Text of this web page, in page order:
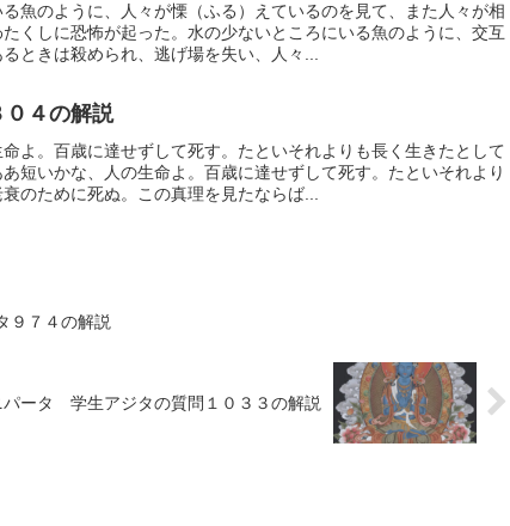
魚のように、人々が慄（ふる）えているのを見て、また人々が相
くしに恐怖が起った。水の少ないところにいる魚のように、交互
ときは殺められ、逃げ場を失い、人々...
４の解説
よ。百歳に達せずして死す。たといそれよりも長く生きたとして
短いかな、人の生命よ。百歳に達せずして死す。たといそれより
のために死ぬ。この真理を見たならば...
９７４の解説
パータ 学生アジタの質問１０３３の解説